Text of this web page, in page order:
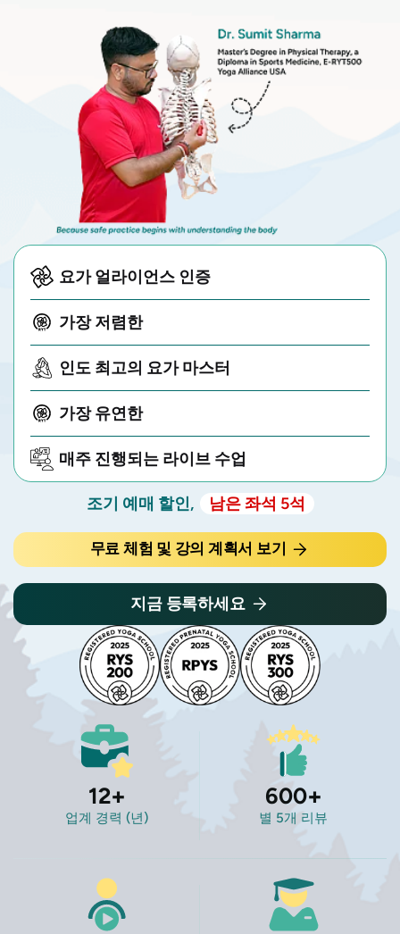
요가 얼라이언스 인증
가장 저렴한
인도 최고의 요가 마스터
가장 유연한
매주 진행되는 라이브 수업
조기 예매 할인, 남은 좌석 5석
무료 체험 및 강의 계획서 보기
지금 등록하세요
12+
업계 경력 (년)
600+
별 5개 리뷰